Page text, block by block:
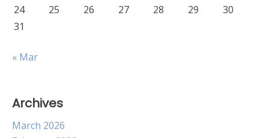
24
25 26 27 28 29
30
31
« Mar
Archives
March 2026